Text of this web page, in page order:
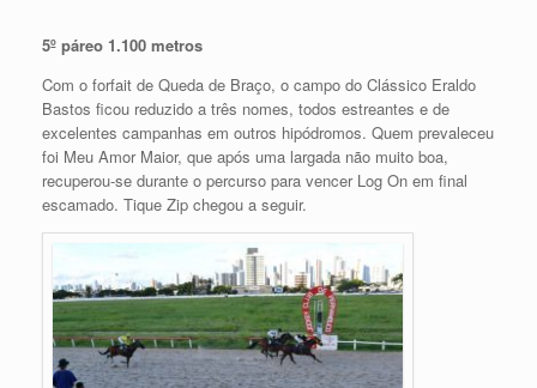
5º páreo 1.100 metros
Com o forfait de Queda de Braço, o campo do Clássico Eraldo
Bastos ficou reduzido a três nomes, todos estreantes e de
excelentes campanhas em outros hipódromos. Quem prevaleceu
foi Meu Amor Maior, que após uma largada não muito boa,
recuperou-se durante o percurso para vencer Log On em final
escamado. Tique Zip chegou a seguir.